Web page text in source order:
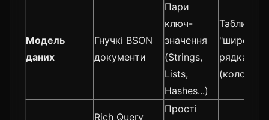
Модель
даних
Гнучкі BSON
документи
Пари
ключ-
значення
(Strings,
Lists,
Hashes...)
Таблиці з
рядками
Rich Query
Прості